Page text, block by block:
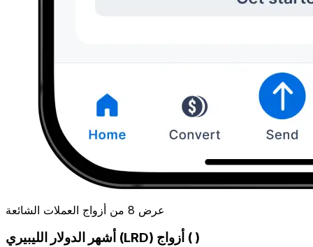
عرض 8 من أزواج العملات الشائعة
أشهر الدولار الليبيري (LRD) أزواج ( )